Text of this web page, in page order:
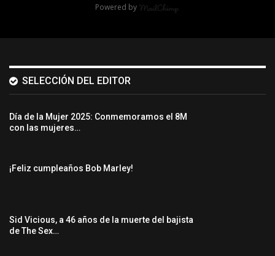
Powered by
SELECCIÓN DEL EDITOR
Día de la Mujer 2025: Conmemoramos el 8M
con las mujeres…
¡Feliz cumpleaños Bob Marley!
Sid Vicious, a 46 años de la muerte del bajista
de The Sex…